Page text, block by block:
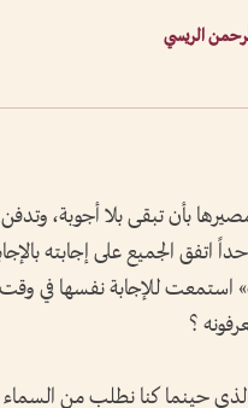
الريسي
بأن تبقى بلا أجوبة،
اتفق الجميع على إجابته
استمعت للإجابة نفسها في
؟
حينما كنا نطلب من السماء